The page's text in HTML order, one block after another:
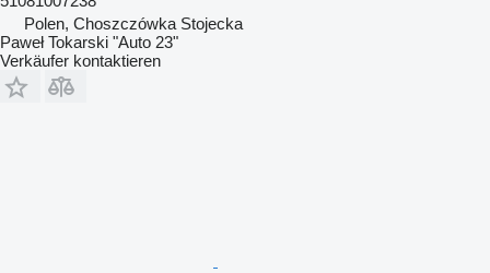
Polen, Choszczówka Stojecka
Paweł Tokarski "Auto 23"
Verkäufer kontaktieren